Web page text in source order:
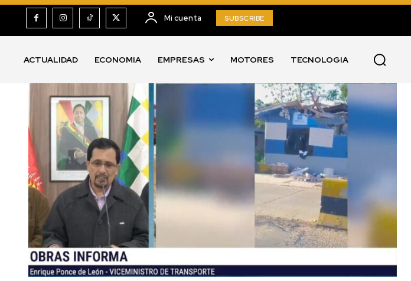
Mi cuenta SUBSCRIBE
ACTUALIDAD ECONOMIA EMPRESAS MOTORES TECNOLOGIA